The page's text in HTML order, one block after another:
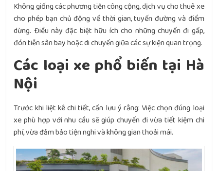
Không giống các phương tiện công cộng, dịch vụ cho thuê xe
cho phép bạn chủ động về thời gian, tuyến đường và điểm
dừng. Điều này đặc biệt hữu ích cho những chuyến đi gấp,
đón tiễn sân bay hoặc di chuyển giữa các sự kiện quan trọng.
Các loại xe phổ biến tại Hà
Nội
Trước khi liệt kê chi tiết, cần lưu ý rằng: Việc chọn đúng loại
xe phù hợp với nhu cầu sẽ giúp chuyến đi vừa tiết kiệm chi
phí, vừa đảm bảo tiện nghi và không gian thoải mái.